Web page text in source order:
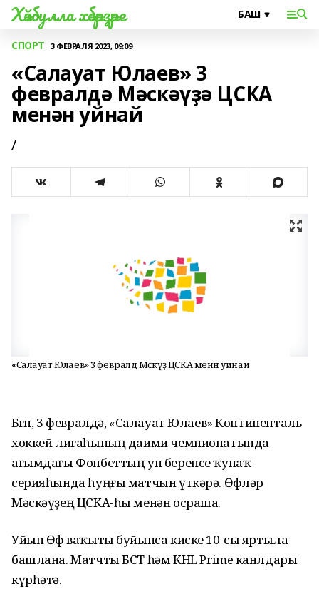
Хәйбулла хәбәрҙәре
СПОРТ 3 ФЕВРАЛЯ 2023, 09:09
«Салауат Юлаев» 3
февралдә Мәскәүҙә ЦСКА
менән уйнай
/
«Салауат Юлаев» 3 февралдә Мәскәүҙә ЦСКА менән уйнай
Бөгөн, 3 февралдә, «Салауат Юлаев» Континенталь
хоккей лигаһының даими чемпионатында
ағымдағы Фонбеттың ун беренсе ҡунаҡ
серияһында һуңғы матчын үткәрә. Өфөләр
Мәскәүҙең ЦСКА-һы менән осраша.
Уйын Өфө ваҡыты буйынса киске 10-сы яртыла
башлана. Матчты БСТ һәм KHL Prime канлдары
күрһәтә.